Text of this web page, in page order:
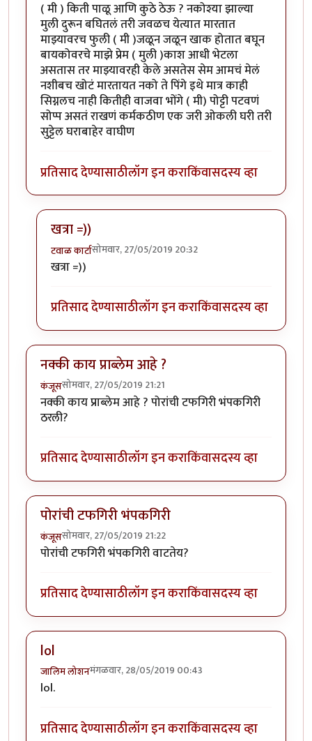
( मी ) किती पाळू आणि कुठे ठेऊ ? नकोश्या झाल्या
मुली दुरून बघितलं तरी जवळच येत्यात मारतात
माझ्यावरच फुली ( मी )जळून जळून खाक होतात बघून
बायकोवरचे माझे प्रेम ( मुली )काश आधी भेटला
असतास तर माझ्यावरही केले असतेस सेम आमचं मेलं
नशीबच खोटं मारतायत नको ते पिंगे इथे मात्र काही
सिग्नलच नाही कितीही वाजवा भोंगे ( मी) पोट्टी पटवणं
सोप्प असतं राखणं कर्मकठीण एक जरी ओकली घरी तरी
सुट्टेल घराबाहेर वाघीण
प्रतिसाद देण्यासाठीलॉग इन कराकिंवासदस्य व्हा
खत्रा =))
टवाळ कार्टासोमवार, 27/05/2019 20:32
In reply to
खत्रा =))
प्रतिसाद देण्यासाठीलॉग इन कराकिंवासदस्य व्हा
नक्की काय प्राब्लेम आहे ?
कंजूससोमवार, 27/05/2019 21:21
नक्की काय प्राब्लेम आहे ? पोरांची टफगिरी भंपकगिरी
ठरली?
प्रतिसाद देण्यासाठीलॉग इन कराकिंवासदस्य व्हा
पोरांची टफगिरी भंपकगिरी
कंजूससोमवार, 27/05/2019 21:22
पोरांची टफगिरी भंपकगिरी वाटतेय?
प्रतिसाद देण्यासाठीलॉग इन कराकिंवासदस्य व्हा
lol
जालिम लोशनमंगळवार, 28/05/2019 00:43
lol.
प्रतिसाद देण्यासाठीलॉग इन कराकिंवासदस्य व्हा